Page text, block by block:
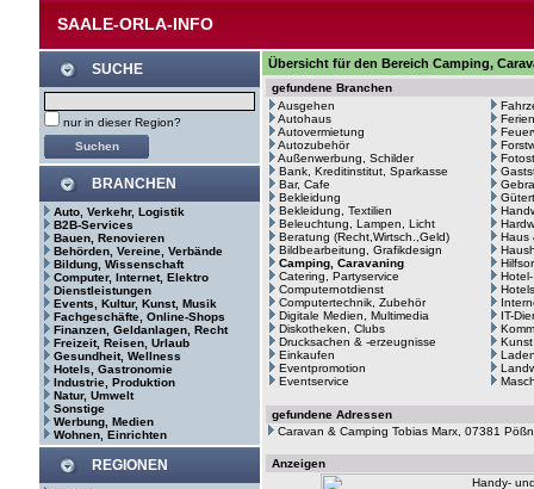
SAALE-ORLA-INFO
SUCHE
nur in dieser Region?
BRANCHEN
Auto, Verkehr, Logistik
B2B-Services
Bauen, Renovieren
Behörden, Vereine, Verbände
Bildung, Wissenschaft
Computer, Internet, Elektro
Dienstleistungen
Events, Kultur, Kunst, Musik
Fachgeschäfte, Online-Shops
Finanzen, Geldanlagen, Recht
Freizeit, Reisen, Urlaub
Gesundheit, Wellness
Hotels, Gastronomie
Industrie, Produktion
Natur, Umwelt
Sonstige
Werbung, Medien
Wohnen, Einrichten
REGIONEN
Übersicht für den Bereich Camping,
gefundene Branchen
Ausgehen
Autohaus
Autovermietung
Autozubehör
Außenwerbung, Schilder
Bank, Kreditinstitut, Sparkasse
Bar, Cafe
Bekleidung
Bekleidung, Textilien
Beleuchtung, Lampen, Licht
Beratung (Recht,Wirtsch.,Geld)
Bildbearbeitung, Grafikdesign
Camping, Caravaning
Catering, Partyservice
Computernotdienst
Computertechnik, Zubehör
Digitale Medien, Multimedia
Diskotheken, Clubs
Drucksachen & -erzeugnisse
Einkaufen
Eventpromotion
Eventservice
Haus
IT-
Kunst
gefundene Adressen
Caravan & Camping Tobias Marx, 07381
Anzeigen